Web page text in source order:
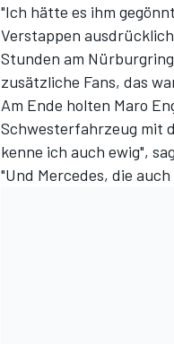
"Ich hätte es ihm
Verstappen
Stunden am
zusätzliche Fans, das
Am Ende holten Maro
Schwesterfahrzeug mit
kenne ich auch ewig",
"Und Mercedes, die